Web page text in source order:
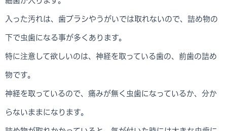
入った汚れは、歯ブラシやうがいでは取れないので、詰め物の
下で虫歯になる事が多くあります。
特に注意して欲しいのは、神経を取っている歯の、前歯の詰め
物です。
神経を取っているので、痛みが無く虫歯になっているか、分か
らないままになります。